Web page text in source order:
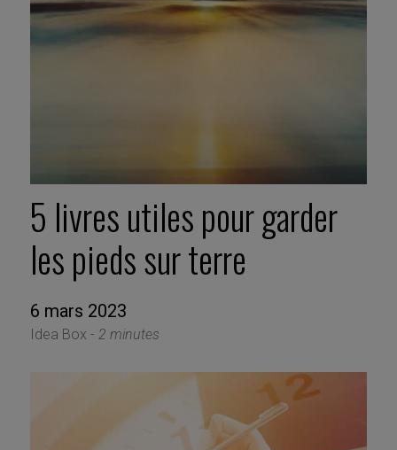
5 livres utiles pour garder
les pieds sur terre
6 mars 2023
Idea Box - 2 minutes